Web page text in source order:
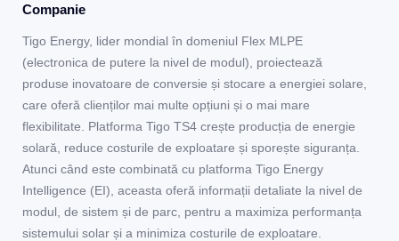
Companie
Tigo Energy, lider mondial în domeniul Flex MLPE
(electronica de putere la nivel de modul), proiectează
produse inovatoare de conversie și stocare a energiei solare,
care oferă clienților mai multe opțiuni și o mai mare
flexibilitate. Platforma Tigo TS4 crește producția de energie
solară, reduce costurile de exploatare și sporește siguranța.
Atunci când este combinată cu platforma Tigo Energy
Intelligence (EI), aceasta oferă informații detaliate la nivel de
modul, de sistem și de parc, pentru a maximiza performanța
sistemului solar și a minimiza costurile de exploatare.